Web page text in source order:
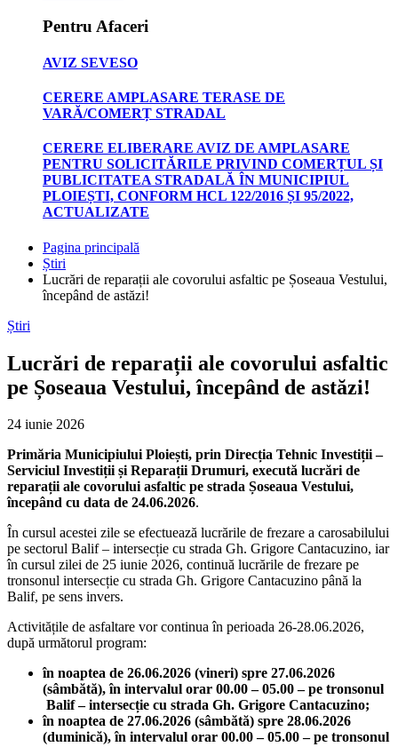
Pentru Afaceri
AVIZ SEVESO
CERERE AMPLASARE TERASE DE
VARĂ/COMERȚ STRADAL
CERERE ELIBERARE AVIZ DE AMPLASARE
PENTRU SOLICITĂRILE PRIVIND COMERȚUL ȘI
PUBLICITATEA STRADALĂ ÎN MUNICIPIUL
PLOIEȘTI, CONFORM HCL 122/2016 ȘI 95/2022,
ACTUALIZATE
Pagina principală
Știri
Lucrări de reparații ale covorului asfaltic pe Șoseaua Vestului,
începând de astăzi!
Știri
Lucrări de reparații ale covorului asfaltic
pe Șoseaua Vestului, începând de astăzi!
24 iunie 2026
Primăria Municipiului Ploiești, prin Direcția Tehnic Investiții –
Serviciul Investiții și Reparații Drumuri, execută lucrări de
reparații ale covorului asfaltic pe strada Șoseaua Vestului,
începând cu data de 24.06.2026.
În cursul acestei zile se efectuează lucrările de frezare a carosabilului
pe sectorul Balif – intersecție cu strada Gh. Grigore Cantacuzino, iar
în cursul zilei de 25 iunie 2026, continuă lucrările de frezare pe
tronsonul intersecție cu strada Gh. Grigore Cantacuzino până la
Balif, pe sens invers.
Activitățile de asfaltare vor continua în perioada 26-28.06.2026,
după următorul program:
în noaptea de 26.06.2026 (vineri) spre 27.06.2026
(sâmbătă), în intervalul orar 00.00 – 05.00 – pe tronsonul
Balif – intersecție cu strada Gh. Grigore Cantacuzino;
în noaptea de 27.06.2026 (sâmbătă) spre 28.06.2026
(duminică), în intervalul orar 00.00 – 05.00 – pe tronsonul